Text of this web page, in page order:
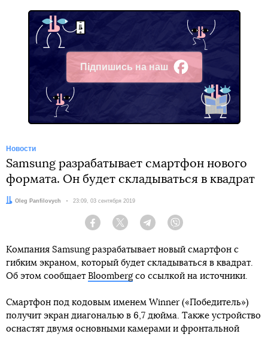
Підпишись на наш
Facebook
Новости
Samsung разрабатывает смартфон нового
формата. Он будет складываться в квадрат
Автор:
Oleg Panfilovych Дата:
23:09, 03 сентября 2019
Facebook Twitter Telegram
Компания Samsung разрабатывает новый смартфон с
гибким экраном, который будет складываться в квадрат.
Об этом сообщает Bloombergсо ссылкой на источники.
Смартфон под кодовым именем Winner («Победитель»)
получит экран диагональю в 6,7 дюйма. Также устройство
оснастят двумя основными камерами и фронтальной